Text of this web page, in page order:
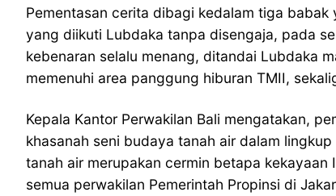
Pementasan cerita dibagi kedalam tiga
yang diikuti Lubdaka tanpa disengaja, pada
kebenaran selalu menang, ditandai Lubdaka
memenuhi area panggung hiburan TMII,
Kepala Kantor Perwakilan Bali mengatakan,
khasanah seni budaya tanah air dalam
tanah air merupakan cermin betapa
semua perwakilan Pemerintah Propinsi di